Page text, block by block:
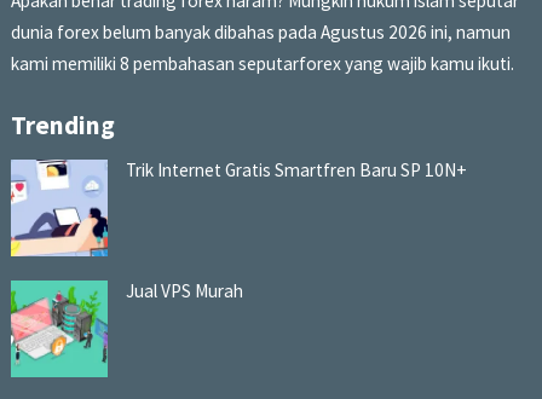
dunia forex belum banyak dibahas pada Agustus 2026 ini, namun
kami memiliki 8 pembahasan seputarforex yang wajib kamu ikuti.
Trending
Trik Internet Gratis Smartfren Baru SP 10N+
Jual VPS Murah